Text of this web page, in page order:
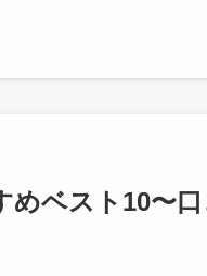
めベスト10〜